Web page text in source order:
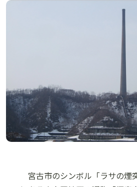
宮古市のシンボル「ラサの煙